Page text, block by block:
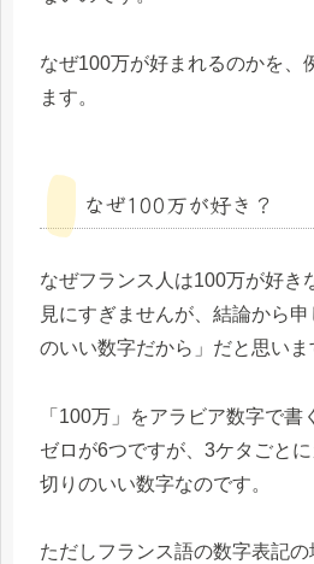
なぜ100万が好まれるのかを、
ます。
なぜ100万が好き？
なぜフランス人は100万が好き
見にすぎませんが、結論から
のいい数字だから」だと思いま
「100万」をアラビア数字で
ゼロが6つですが、3ケタごとに
切りのいい数字なのです。
ただしフランス語の数字表記の